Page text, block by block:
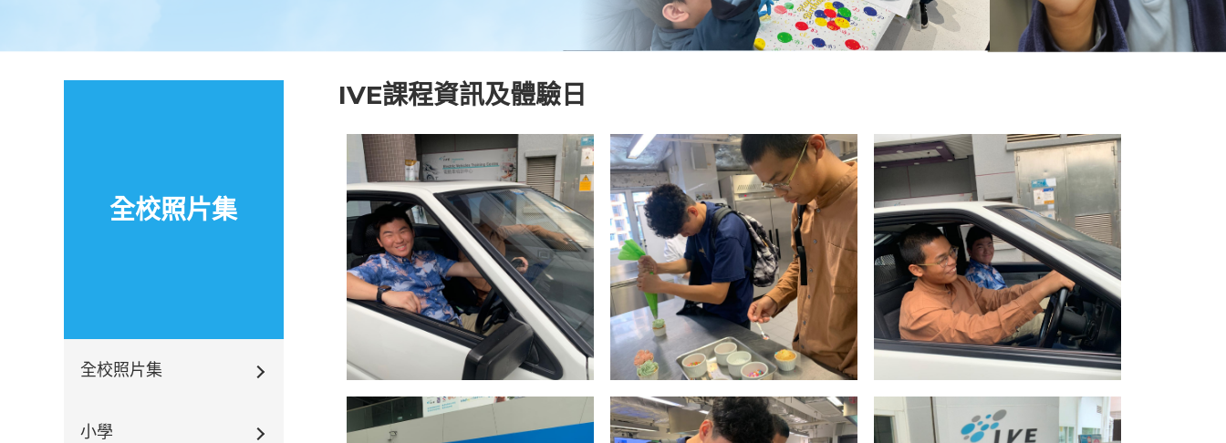
全校照片集
全校照片集
小學
IVE課程資訊及體驗日